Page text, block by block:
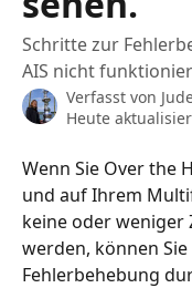
Schritte zur
AIS nicht
Verfasst von
Heute
Wenn Sie Over the
und auf Ihrem
keine oder weniger
werden, können
Fehlerbehebung